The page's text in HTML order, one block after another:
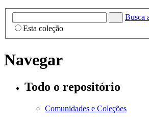
Busca
Esta coleção
Navegar
Todo o repositório
Comunidades e Coleções